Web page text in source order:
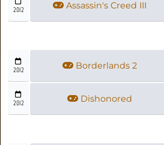
2012 Assassin's Creed III
2012 Borderlands 2
2012 Dishonored